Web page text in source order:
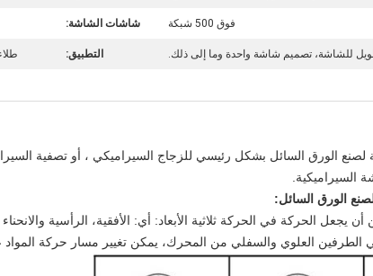
فوق 500 شبكة شاشات الشاشة:
للشاشة، تصميم شاشة واحدة وما إلى ذلك. التطبيق:
الورق السائل بشكل رئيسي للزجاج السيراميكي ، أو تصفية
السيراميكية.
الورق السائل:
الحركة في الحركة ثلاثية الأبعاد: أي: الأفقية، الرأسية
الطرفين العلوي والسفلي من المحرك، يمكن تغيير مسار حركة